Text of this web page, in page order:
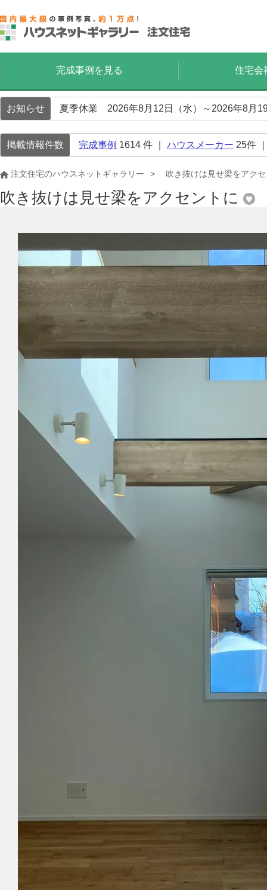
完成事例を見る 住宅会
お知らせ 夏季休業 2026年8月12日（水）～2026年8月
掲載情報件数 完成事例 1614 件 ｜ ハウスメーカー 25件
注文住宅のハウスネットギャラリー 吹き抜けは見せ梁をアク
吹き抜けは見せ梁をアクセントに